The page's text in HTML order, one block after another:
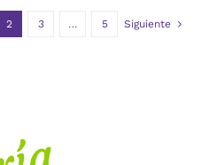
2 3 … 5 Siguiente